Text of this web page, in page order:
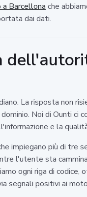
Barcellona che
dai dati.
La risposta non
Noi di Ounti ci
e la
più di tre
l'utente sta
ogni riga di codice,
segnali positivi ai